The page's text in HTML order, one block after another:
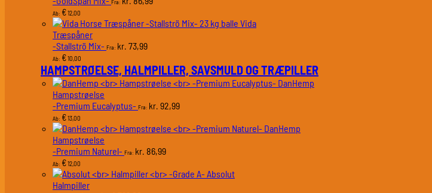
Fra:
Ab: €12,00
Vida
Træspåner
-Stallströ Mix- Fra: kr. 73,99
Ab: €10,00
HAMPSTRØELSE, HALMPILLER, SAVSMULD OG TRÆPILLER
DanHemp
Hampstrøelse
-Premium Eucalyptus- Fra: kr. 92,99
Ab: €13,00
DanHemp
Hampstrøelse
-Premium Naturel- Fra: kr. 86,99
Ab: €12,00
Absolut
Halmpiller